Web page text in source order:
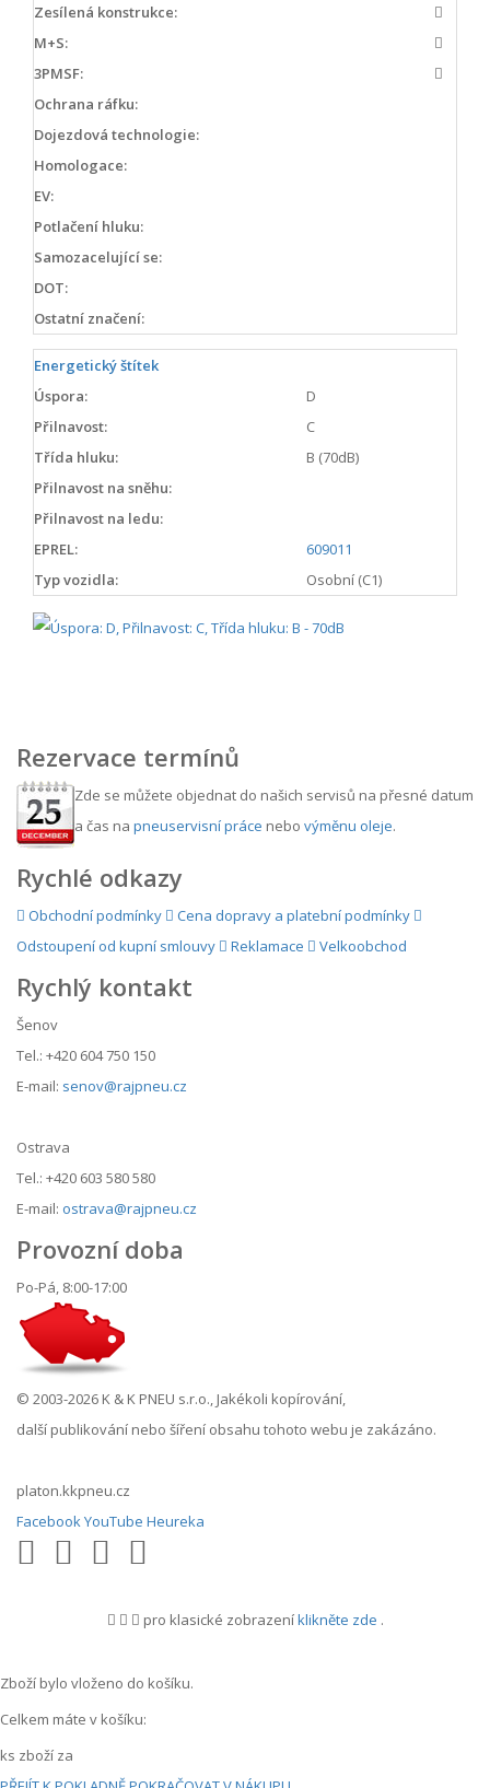
Zesílená konstrukce:
M+S:
3PMSF:
Ochrana ráfku:
Dojezdová technologie:
Homologace:
EV:
Potlačení hluku:
Samozacelující se:
DOT:
Ostatní značení:
Energetický štítek
Úspora:
D
Přilnavost:
C
Třída hluku:
B (70dB)
Přilnavost na sněhu:
Přilnavost na ledu:
EPREL:
609011
Typ vozidla:
Osobní (C1)
Rezervace termínů
Zde se můžete objednat do našich servisů na přesné datum
a čas na pneuservisní práce nebo výměnu oleje.
Rychlé odkazy
Obchodní podmínky
Cena dopravy a platební podmínky
Odstoupení od kupní smlouvy
Reklamace Velkoobchod
Rychlý kontakt
Šenov
Tel.: +420 604 750 150
E-mail: senov@rajpneu.cz
Ostrava
Tel.: +420 603 580 580
E-mail: ostrava@rajpneu.cz
Provozní doba
Po-Pá, 8:00-17:00
© 2003-2026 K & K PNEU s.r.o., Jakékoli kopírování,
další publikování nebo šíření obsahu tohoto webu je zakázáno.
platon.kkpneu.cz
FacebookYouTube Heureka
pro klasické zobrazeníklikněte zde .
Zboží bylo vloženo do košíku.
Celkem máte v košíku:
ks zboží za